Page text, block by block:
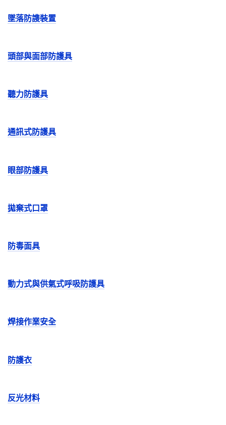
墜落防謢裝置
頭部與面部防護具
聽力防護具
通訊式防護具
眼部防護具
拋棄式口罩
防毒面具
動力式與供氣式呼吸防護具
焊接作業安全
防護衣
反光材料